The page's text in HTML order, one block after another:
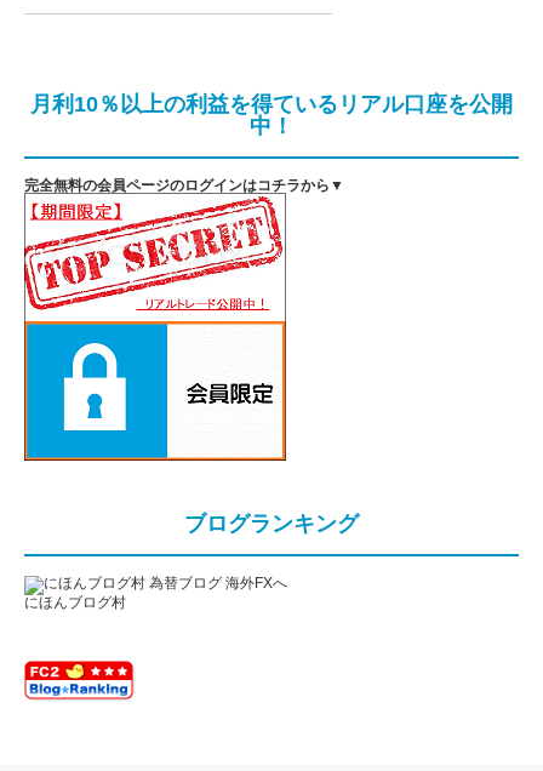
月利10％以上の利益を得ているリアル口座を公開
中！
完全無料の会員ページのログインはコチラから▼
ブログランキング
にほんブログ村